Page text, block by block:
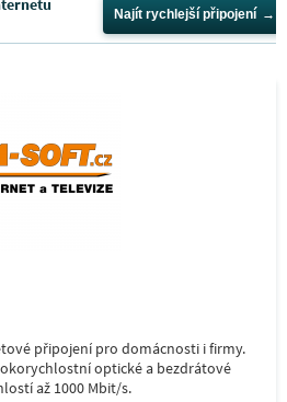
Najít rychlejší připojení
připojení pro domácnosti i firmy.
optické a bezdrátové
až 1000 Mbit/s.